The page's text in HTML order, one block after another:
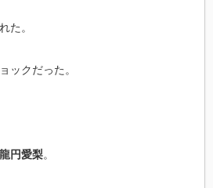
た。
ックだった。
龍円愛梨。